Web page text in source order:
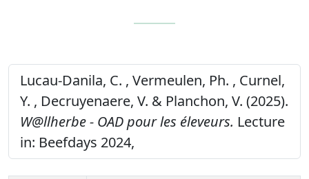
Lucau-Danila, C. , Vermeulen, Ph. , Curnel,
Y. , Decruyenaere, V. & Planchon, V. (2025).
W@llherbe - OAD pour les éleveurs. Lecture
in: Beefdays 2024,